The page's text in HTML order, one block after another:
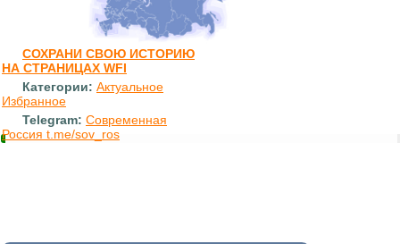
СОХРАНИ СВОЮ ИСТОРИЮ
НА СТРАНИЦАХ WFI
Категории: Актуальное
Избранное
Telegram: Современная
Россия t.me/sov_ros